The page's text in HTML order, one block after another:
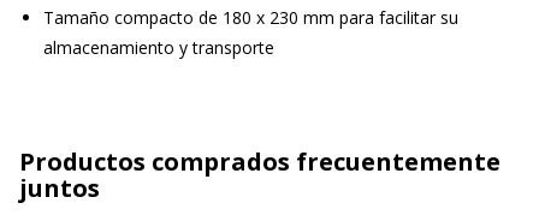
Tamaño compacto de 180 x 230 mm para facilitar su
almacenamiento y transporte
Productos comprados frecuentemente
juntos